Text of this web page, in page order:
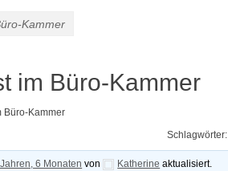
Kammer
im Büro-Kammer
Büro-Kammer
Schlagwörter:
6 Monaten von Katherine aktualisiert.